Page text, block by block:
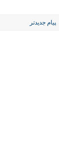
پیام جدیدتر